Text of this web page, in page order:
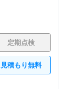
定期点検
見積もり無料